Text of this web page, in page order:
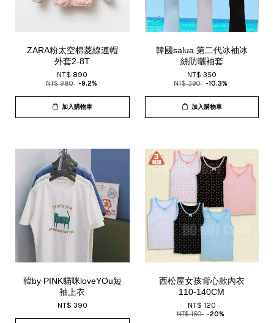
ZARA粉太空棉菱線連帽
外套2-8T
NT$ 890
NT$ 980 -9.2%
加入購物車
韓國salua 第二代冰袖冰
絲防曬袖套️️️
NT$ 350
NT$ 390 -10.3%
加入購物車
韓by PINK貓咪loveYOu短
袖上衣
NT$ 390
西松屋女孩背心款內衣
110-140CM
NT$ 120
NT$ 150 -20%